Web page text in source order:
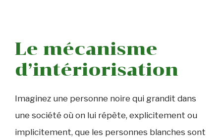
Le mécanisme
d’intériorisation
Imaginez une personne noire qui grandit dans
une société où on lui répète, explicitement ou
implicitement, que les personnes blanches sont